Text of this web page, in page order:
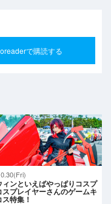
で購読する
ィンといえばやっぱりコスプ
スプレイヤーさんのゲームキ
特集！